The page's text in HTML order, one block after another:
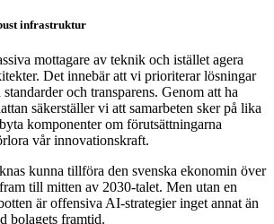
infrastruktur
mottagare av teknik och istället agera
Det innebär att vi prioriterar lösningar
och transparens. Genom att ha
säkerställer vi att samarbeten sker på lika
komponenter om förutsättningarna
vår innovationskraft.
kunna tillföra den svenska ekonomin över
till mitten av 2030-talet. Men utan en
är offensiva AI-strategier inget annat än
bolagets framtid.